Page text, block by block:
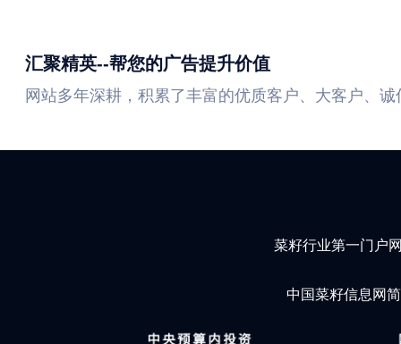
汇聚精英--帮您的广告提升价值
网站多年深耕，积累了丰富的优质客户、大客户、
菜籽行业第一门户
中国菜籽信息网